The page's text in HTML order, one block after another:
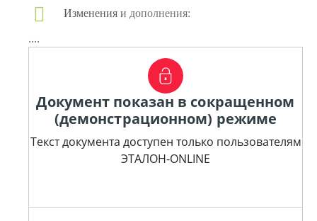
Изменения и дополнения:
....
Документ показан в сокращенном
(демонстрационном) режиме
Текст документа доступен только пользователям
ЭТАЛОН-ONLINE